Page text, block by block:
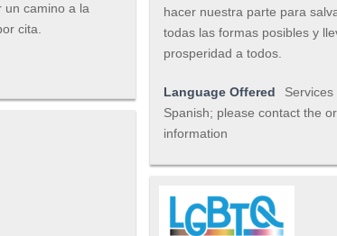
un camino a la
cita.
hacer nuestra parte para
todas las formas posibles y
prosperidad a todos.
Language Offered
Spanish; please contact the
information